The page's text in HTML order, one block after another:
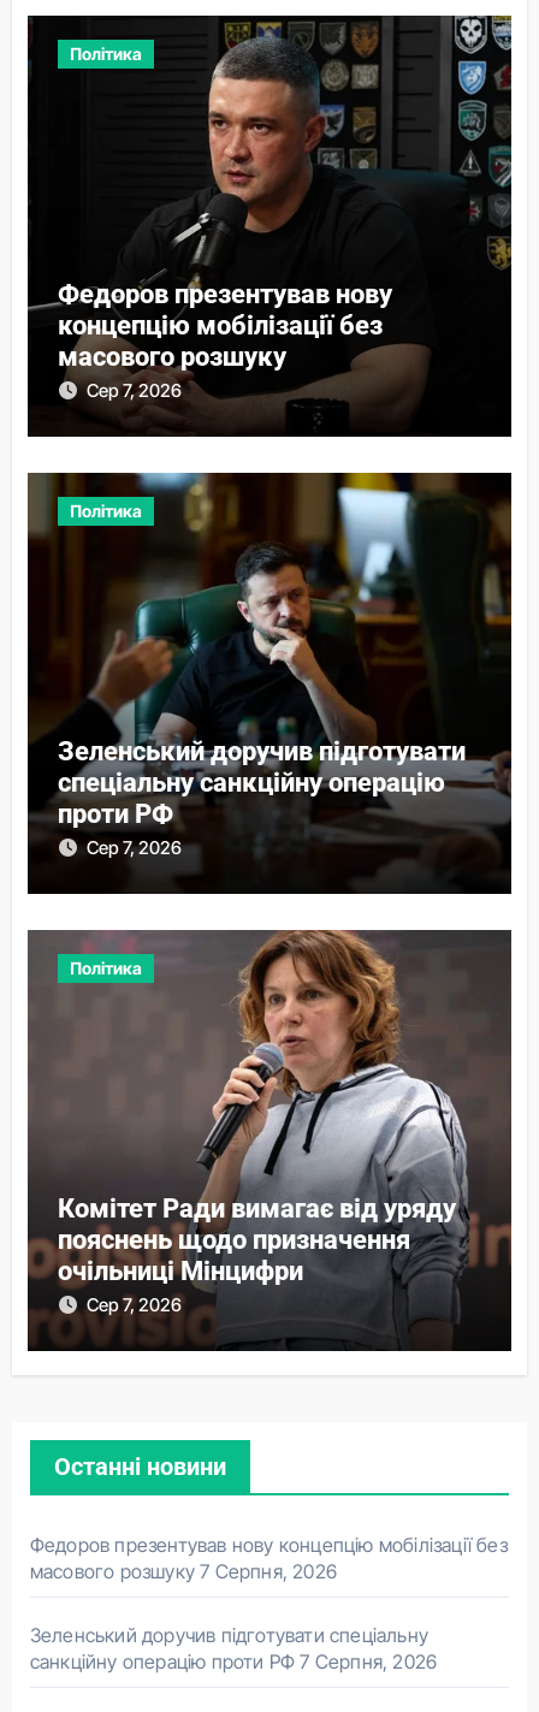
Політика
Федоров презентував нову
концепцію мобілізації без
масового розшуку
Сер 7, 2026
Політика
Зеленський доручив підготувати
спеціальну санкційну операцію
проти РФ
Сер 7, 2026
Політика
Комітет Ради вимагає від уряду
пояснень щодо призначення
очільниці Мінцифри
Сер 7, 2026
Останні новини
Федоров презентував нову концепцію мобілізації без
масового розшуку 7 Серпня, 2026
Зеленський доручив підготувати спеціальну
санкційну операцію проти РФ 7 Серпня, 2026